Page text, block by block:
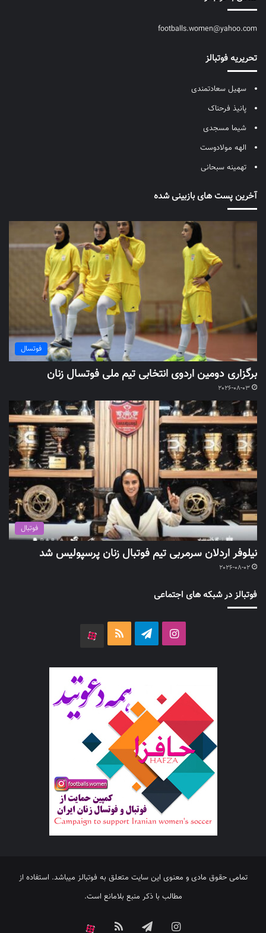
footballs.women@yahoo.com
تحریریه فوتبالز
سهیل سعادتمندی
پانیذ فرحناک
شیما مسجدی
الهه مولادوست
تهمینه سبحانی
آخرین پست های بازبینی شده
فوتسال
برگزاری دومین اردوی انتخابی تیم ملی فوتسال زنان
2026-08-03
فوتبال
نیلوفر اردلان سرمربی تیم فوتبال زنان پرسپولیس شد
2026-08-02
فوتبالز در شبکه های اجتماعی
اینستاگرامتلگرام خوراک
تمامی حقوق مادی و معنوی این سایت متعلق به فوتبالز میباشد. استفاده از
مطالب با ذکر منبع بلامانع است.
اینستاگرامتلگرام خوراک